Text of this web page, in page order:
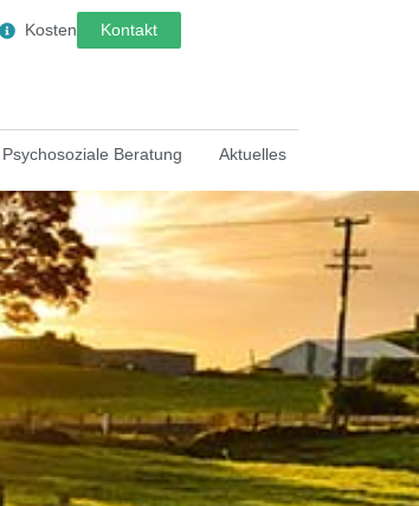
Kosten Kontakt
Psychosoziale Beratung Aktuelles